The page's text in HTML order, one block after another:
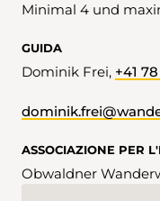
Minimal 4 und
GUIDA
Dominik Frei, +41
ASSOCIAZIONE PER
Obwaldner